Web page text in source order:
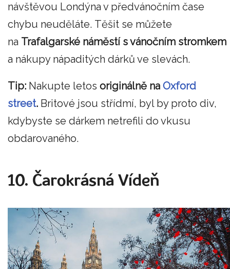
návštěvou Londýna v předvánočním čase
chybu neuděláte. Těšit se můžete
na Trafalgarské náměstí s vánočním stromkem
a nákupy nápaditých dárků ve slevách.
Tip: Nakupte letos originálně na Oxford
street. Britové jsou střídmí, byl by proto div,
kdybyste se dárkem netrefili do vkusu
obdarovaného.
10. Čarokrásná Vídeň